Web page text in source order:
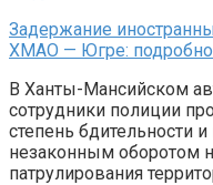
Задержание
ХМАО — Югре:
В Ханты-Мансийском
сотрудники полиции
степень бдительности
незаконным оборотом
патрулирования